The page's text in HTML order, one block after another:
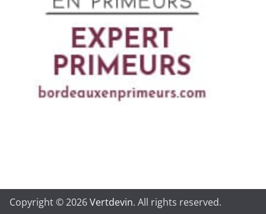
Copyright © 2026Vertdevin. All rights reserved.